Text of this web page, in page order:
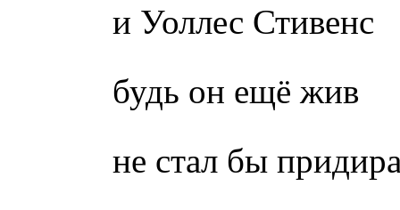
и Уоллес Стивенс
будь он ещё жив
не стал бы